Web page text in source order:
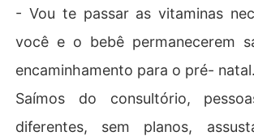
- Vou te passar as vitaminas
você e o bebê permanecerem
encaminhamento para o pré- natal.
Saímos do consultório,
diferentes, sem planos,